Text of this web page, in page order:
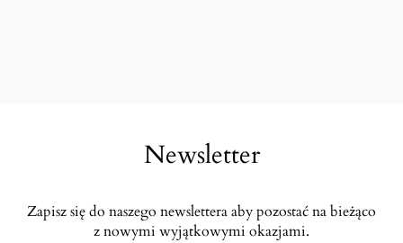
Newsletter
Zapisz się do naszego newslettera aby pozostać na bieżąco
z nowymi wyjątkowymi okazjami.